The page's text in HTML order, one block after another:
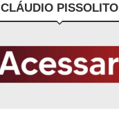
CLÁUDIO PISSOLITO